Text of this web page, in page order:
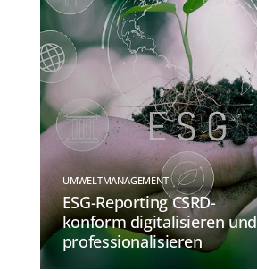
UMWELTMANAGEMENT
ESG-Reporting CSRD-
konform digitalisieren und
professionalisieren